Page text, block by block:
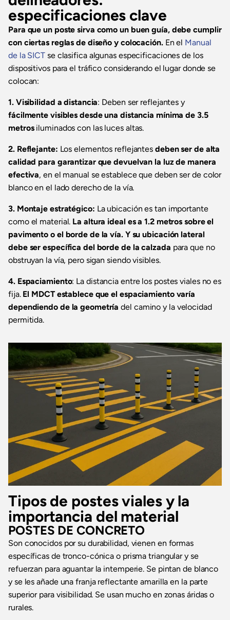
especificaciones clave
Para que un poste sirva como un buen guía, debe cumplir
con ciertas reglas de diseño y colocación.En el Manual
de la SICT se clasifica algunas especificaciones de los
dispositivos para el tráfico considerando el lugar donde se
colocan:
1. Visibilidad a distancia: Deben ser reflejantes y
fácilmente visibles desde una distancia mínima de 3.5
metrosiluminados con las luces altas.
2. Reflejante: Los elementos reflejantes deben ser de alta
calidad para garantizar que devuelvan la luz de manera
efectiva, en el manual se establece que deben ser de color
blanco en el lado derecho de la vía.
3. Montaje estratégico: La ubicación es tan importante
como el material. La altura ideal es a 1.2 metros sobre el
pavimento o el borde de la vía. Y su ubicación lateral
debe ser específica del borde de la calzada para que no
obstruyan la vía, pero sigan siendo visibles.
4. Espaciamiento: La distancia entre los postes viales no es
fija. El MDCT establece que el espaciamiento varía
dependiendo de la geometría del camino y la velocidad
permitida.
Tipos de postes viales y la
importancia del material
POSTES DE CONCRETO
Son conocidos por su durabilidad, vienen en formas
específicas de tronco-cónica o prisma triangular y se
refuerzan para aguantar la intemperie. Se pintan de blanco
y se les añade una franja reflectante amarilla en la parte
superior para visibilidad. Se usan mucho en zonas áridas o
rurales.